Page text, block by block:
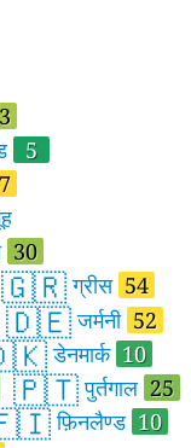
5
30
🇬🇷ग्रीस 54
🇩🇪जर्मनी 52
डेनमार्क 10
🇵🇹पुर्तगाल 25
फ़िनलैण्ड 10